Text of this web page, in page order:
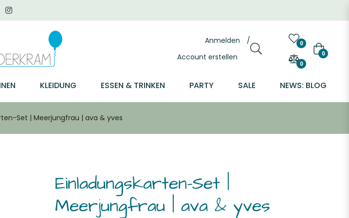
Anmelden
/
Account erstellen
0
0
Warenkorb
0
KLEIDUNG ESSEN & TRINKEN PARTY SALE NEWS: BLOG
Set | Meerjungfrau | ava & yves
Einladungskarten-Set |
Meerjungfrau | ava & yves